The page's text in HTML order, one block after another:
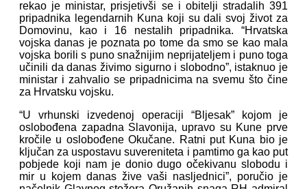
rekao je ministar, prisjetivši se i obitelji stradalih 391
pripadnika legendarnih Kuna koji su dali svoj život za
Domovinu, kao i 16 nestalih pripadnika. “Hrvatska
vojska danas je poznata po tome da smo se kao mala
vojska borili s puno snažnijim neprijateljem i puno toga
učinili da danas živimo sigurno i slobodno”, istaknuo je
ministar i zahvalio se pripadnicima na svemu što čine
za Hrvatsku vojsku.
“U vrhunski izvedenoj operaciji “Bljesak” kojom je
oslobođena zapadna Slavonija, upravo su Kune prve
kročile u oslobođene Okučane. Ratni put Kuna bio je
ključan za uspostavu suvereniteta i pamtimo ga kao put
pobjede koji nam je donio dugo očekivanu slobodu i
mir u kojem danas žive vaši nasljednici”, poručio je